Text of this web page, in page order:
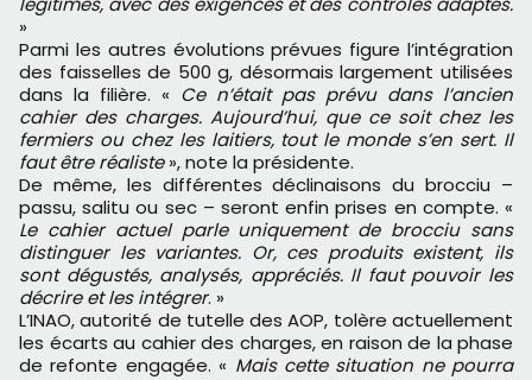
»
Parmi les autres évolutions prévues figure l’intégration
des faisselles de 500 g, désormais largement utilisées
dans la filière. « Ce n’était pas prévu dans l’ancien
cahier des charges. Aujourd’hui, que ce soit chez les
fermiers ou chez les laitiers, tout le monde s’en sert. Il
faut être réaliste», note la présidente.
De même, les différentes déclinaisons du brocciu –
passu, salitu ou sec – seront enfin prises en compte. «
Le cahier actuel parle uniquement de brocciu sans
distinguer les variantes. Or, ces produits existent, ils
sont dégustés, analysés, appréciés. Il faut pouvoir les
décrire et les intégrer. »
L’INAO, autorité de tutelle des AOP, tolère actuellement
les écarts au cahier des charges, en raison de la phase
de refonte engagée. « Mais cette situation ne pourra